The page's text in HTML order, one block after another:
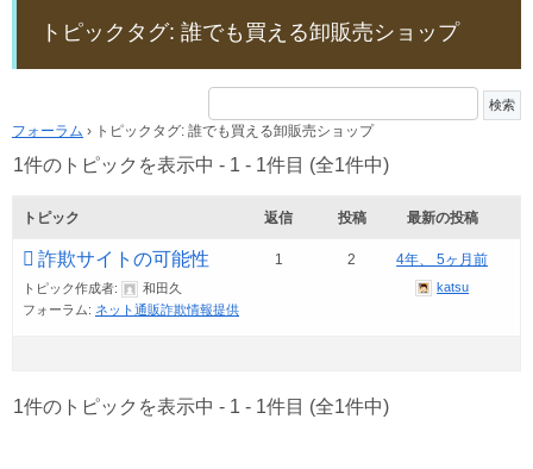
トピックタグ: 誰でも買える卸販売ショップ
フォーラム › トピックタグ: 誰でも買える卸販売ショップ
1件のトピックを表示中 - 1 - 1件目 (全1件中)
トピック 返信 投稿 最新の投稿
詐欺サイトの可能性
トピック作成者:
和田久
フォーラム: ネット通販詐欺情報提供
1 2 4年、 5ヶ月前
katsu
1件のトピックを表示中 - 1 - 1件目 (全1件中)